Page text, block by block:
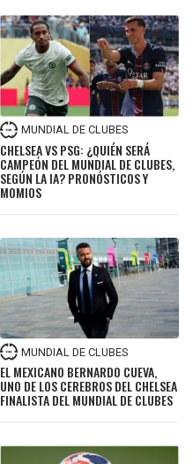
MUNDIAL DE CLUBES
CHELSEA VS PSG: ¿QUIÉN SERÁ
CAMPEÓN DEL MUNDIAL DE CLUBES,
SEGÚN LA IA? PRONÓSTICOS Y
MOMIOS
MUNDIAL DE CLUBES
EL MEXICANO BERNARDO CUEVA,
UNO DE LOS CEREBROS DEL CHELSEA
FINALISTA DEL MUNDIAL DE CLUBES